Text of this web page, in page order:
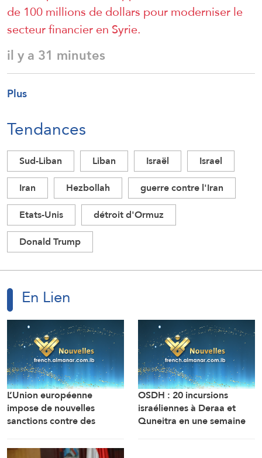
de 100 millions de dollars pour moderniser le
secteur financier en Syrie.
il y a 31 minutes
Plus
Tendances
Sud-Liban Liban Israël
Israel
Iran
Hezbollah
guerre contre l'Iran
Etats-Unis
détroit d'Ormuz
Donald Trump
En Lien
L’Union européenne
impose de nouvelles
sanctions contre des
industries militaires russes.
OSDH : 20 incursions
israéliennes à Deraa et
Quneitra en une semaine